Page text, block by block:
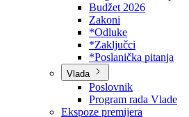
Skupština
Poslovnik
Program rada Skupštine
Budžet 2026
Zakoni
*Odluke
*Zaključci
*Poslanička pitanja
Vlada